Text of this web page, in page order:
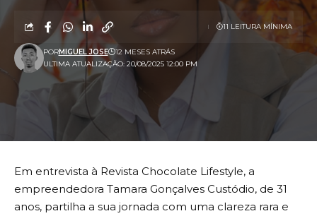
ULTIMA ATUALIZAÇÃO: 20/08/2025 12:00 PM
PORMIGUEL JOSE 12 MESES ATRÁS
11 LEITURA MÍNIMA
Em entrevista à Revista Chocolate Lifestyle, a
empreendedora Tamara Gonçalves Custódio, de 31
anos, partilha a sua jornada com uma clareza rara e